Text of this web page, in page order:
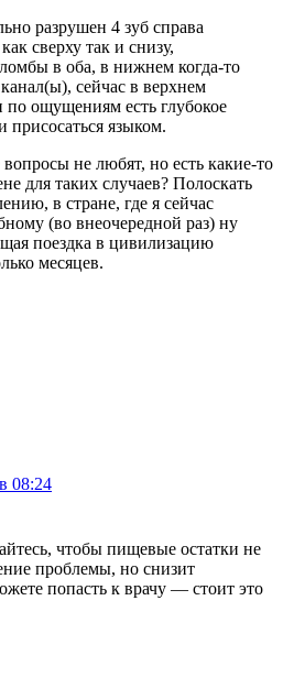
разрушен 4 зуб справа
сверху так и снизу,
в оба, в нижнем когда-то
сейчас в верхнем
по ощущениям есть глубокое
присосаться языком.
не любят, но есть какие-то
для таких случаев? Полоскать
в стране, где я сейчас
(во внеочередной раз) ну
поездка в цивилизацию
месяцев.
08:24
чтобы пищевые остатки не
проблемы, но снизит
попасть к врачу — стоит это